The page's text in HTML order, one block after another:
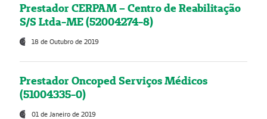
Prestador CERPAM – Centro de Reabilitação
S/S Ltda-ME (52004274-8)
18 de Outubro de 2019
Prestador Oncoped Serviços Médicos
(51004335-0)
01 de Janeiro de 2019